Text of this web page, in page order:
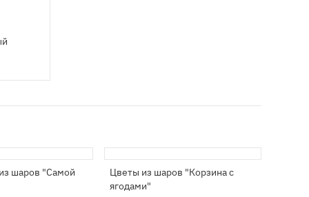
шаров "Самой
Цветы из шаров "Корзина с
ягодами"